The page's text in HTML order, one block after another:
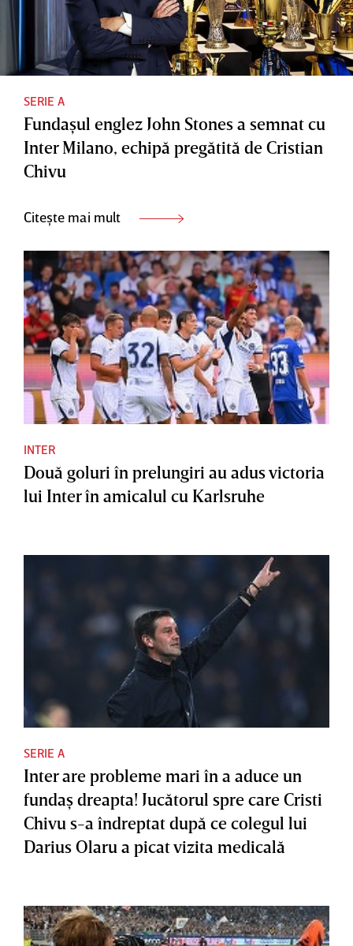
SERIE A
Fundaşul englez John Stones a semnat cu
Inter Milano, echipă pregătită de Cristian
Chivu
Citește mai mult
INTER
Două goluri în prelungiri au adus victoria
lui Inter în amicalul cu Karlsruhe
SERIE A
Inter are probleme mari în a aduce un
fundaş dreapta! Jucătorul spre care Cristi
Chivu s-a îndreptat după ce colegul lui
Darius Olaru a picat vizita medicală